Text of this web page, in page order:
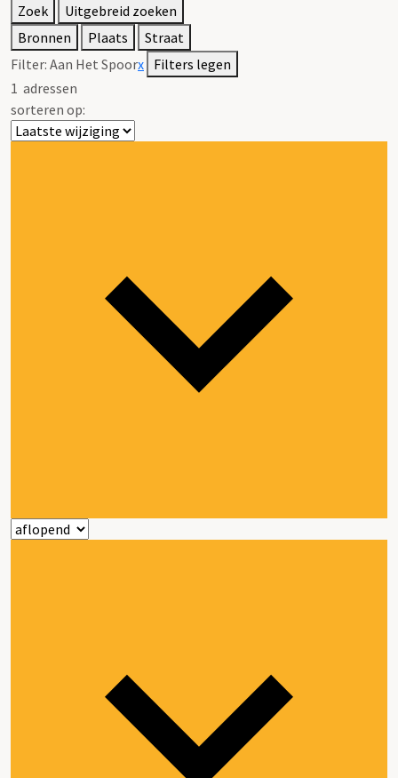
Zoek
Uitgebreid zoeken
Bronnen
Plaats
Straat
Filter: Aan Het Spoorx Filters legen
1 adressen
sorteren op: